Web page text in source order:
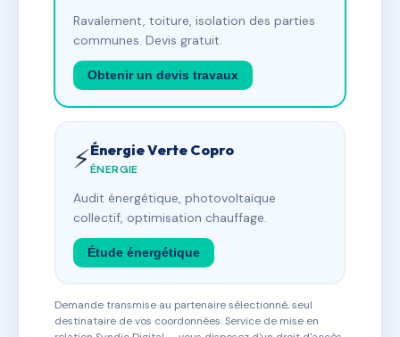
Ravalement, toiture, isolation des parties
communes. Devis gratuit.
Obtenir un devis travaux
⚡Énergie Verte Copro
ÉNERGIE
Audit énergétique, photovoltaïque
collectif, optimisation chauffage.
Étude énergétique
Demande transmise au partenaire sélectionné, seul
destinataire de vos coordonnées. Service de mise en